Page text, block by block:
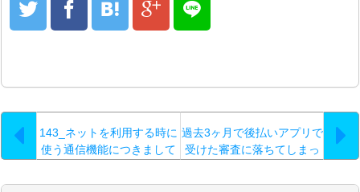
143_ネットを利用する時に
使う通信機能につきまして
過去3ヶ月で後払いアプリで
受けた審査に落ちてしまっ